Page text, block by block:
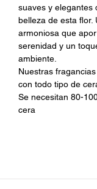
suaves y elegantes
belleza de esta flor.
armoniosa que
serenidad y un
ambiente.
Nuestras
con todo tipo de
Se necesitan 80-
cera